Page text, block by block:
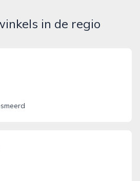
in de regio